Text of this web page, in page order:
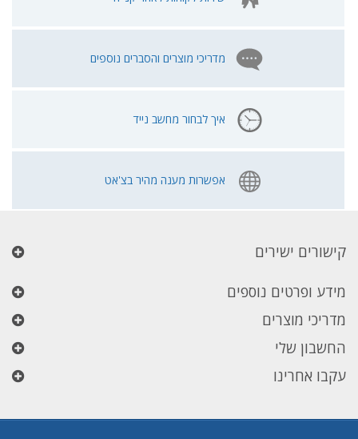
מדריכי מוצרים והסברים נוספים
איך לבחור מחשב נייד
אפשרות מענה מהיר בצ'אט
קישורים ישירים
מידע ופרטים נוספים
מדריכי מוצרים
החשבון שלי
עקבו אחרינו